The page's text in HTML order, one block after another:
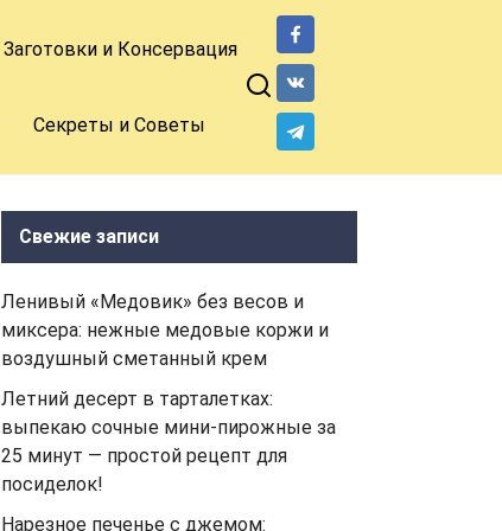
Заготовки и Консервация
Секреты и Советы
Свежие записи
Ленивый «Медовик» без весов и
миксера: нежные медовые коржи и
воздушный сметанный крем
Летний десерт в тарталетках:
выпекаю сочные мини-пирожные за
25 минут — простой рецепт для
посиделок!
Нарезное печенье с джемом: